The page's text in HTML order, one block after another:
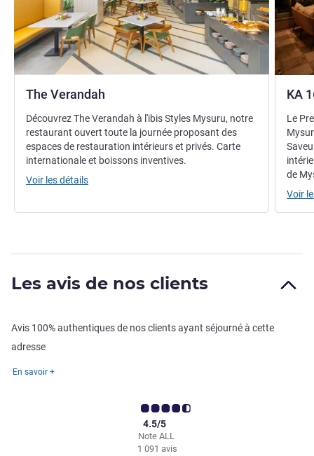
The Verandah
Découvrez The Verandah à l'ibis Styles Mysuru, notre
restaurant ouvert toute la journée proposant des
espaces de restauration intérieurs et privés. Carte
internationale et boissons inventives.
Voir les détails
KA
Le
de
Voir
Les avis de nos clients
Avis 100% authentiques de nos clients ayant séjourné à cette
adresse
En savoir +
Note ALL
4.5/5
1 091 avis